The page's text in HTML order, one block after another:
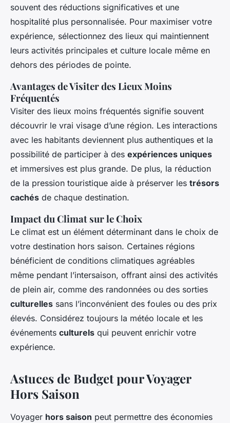
souvent des réductions significatives et une
hospitalité plus personnalisée. Pour maximiser votre
expérience, sélectionnez des lieux qui maintiennent
leurs activités principales et culture locale même en
dehors des périodes de pointe.
Avantages de Visiter des Lieux Moins
Fréquentés
Visiter des lieux moins fréquentés signifie souvent
découvrir le vrai visage d’une région. Les interactions
avec les habitants deviennent plus authentiques et la
possibilité de participer à des expériences uniques
et immersives est plus grande. De plus, la réduction
de la pression touristique aide à préserver les trésors
cachés de chaque destination.
Impact du Climat sur le Choix
Le climat est un élément déterminant dans le choix de
votre destination hors saison. Certaines régions
bénéficient de conditions climatiques agréables
même pendant l’intersaison, offrant ainsi des activités
de plein air, comme des randonnées ou des sorties
culturelles sans l’inconvénient des foules ou des prix
élevés. Considérez toujours la météo locale et les
événements culturels qui peuvent enrichir votre
expérience.
Astuces de Budget pour Voyager
Hors Saison
Voyager hors saison peut permettre des économies